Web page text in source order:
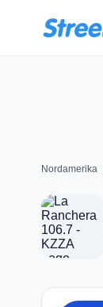
Nordamerika